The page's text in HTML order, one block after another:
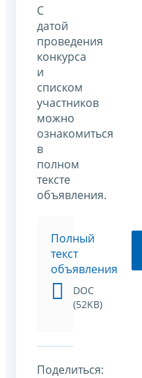
С
датой
проведения
конкурса
и
списком
участников
можно
ознакомиться
в
полном
тексте
объявления.
Полный
текст
объявления
DOC
(52KB)
Поделиться: